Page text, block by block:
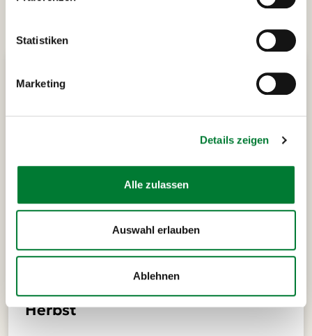
Statistiken
Marketing
Details zeigen
Alle zulassen
Auswahl erlauben
Ablehnen
Vorteile einer Städtereise im
Herbst